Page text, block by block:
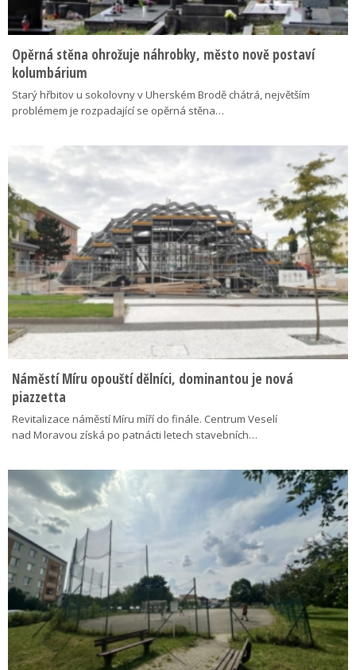
Opěrná stěna ohrožuje náhrobky, město nově postaví
kolumbárium
Starý hřbitov u sokolovny v Uherském Brodě chátrá, největším
problémem je rozpadající se opěrná stěna…
Náměstí Míru opouští dělníci, dominantou je nová
piazzetta
Revitalizace náměstí Míru míří do finále. Centrum Veselí
nad Moravou získá po patnácti letech stavebních…